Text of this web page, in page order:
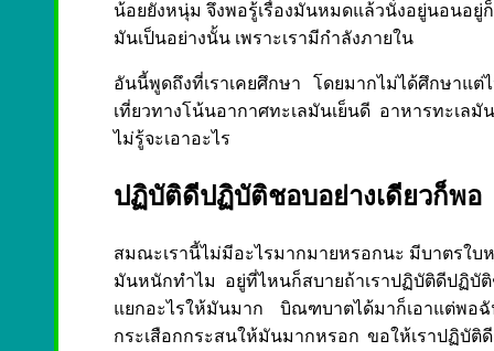
น้อยยังหนุ่ม จึงพอรู้เรื่องมันหมดแล้วนั่งอยู่นอนอยู่
มันเป็นอย่างนั้น เพราะเรามีกำลังภายใน
อันนี้พูดถึงที่เราเคยศึกษา โดยมากไม่ได้ศึกษาแ
เที่ยวทางโน้นอากาศทะเลมันเย็นดี อาหารทะเลมั
ไม่รู้จะเอาอะไร
ปฏิบัติดีปฏิบัติชอบอย่างเดียวก็พอ
สมณะเรานี้ไม่มีอะไรมากมายหรอกนะ มีบาตรใ
มันหนักทำไม อยู่ที่ไหนก็สบายถ้าเราปฏิบัติดีปฏิบัติ
แยกอะไรให้มันมาก บิณฑบาตได้มาก็เอาแต่พอ
กระเสือกกระสนให้มันมากหรอก ขอให้เราปฏิบั